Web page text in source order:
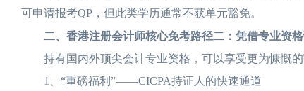
可申请报考QP，但此类学历通常不获单元豁免。
二、香港注册会计师核心免考路径二：凭借专业资格
持有国内外顶尖会计专业资格，可以享受更为慷慨的
1、“重磅福利”——CICPA持证人的快速通道